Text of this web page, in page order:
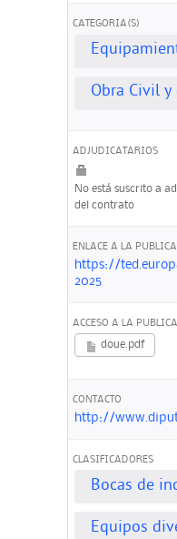
CATEGORIA(S)
Obra Civil
ADJUDICATARIOS
No está suscrito a
del contrato
ENLACE A LA
https://
2025
ACCESO A LA
doue.pdf
CONTACTO
http://
CLASIFICADORES
Bocas de
Equipos